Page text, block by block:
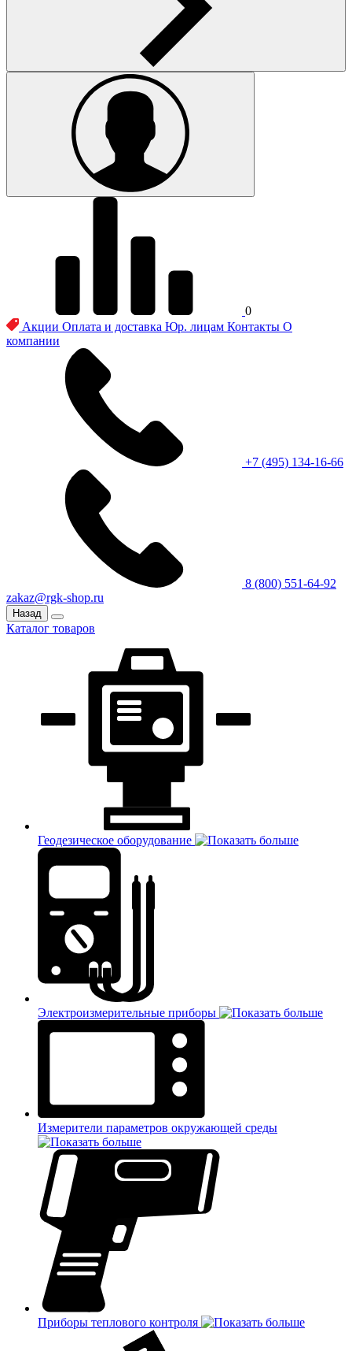
0
Акции Оплата и доставка Юр. лицам Контакты О
компании
+7 (495) 134-16-66
8 (800) 551-64-92
zakaz@rgk-shop.ru
Назад
Каталог товаров
Геодезическое оборудование
Электроизмерительные приборы
Измерители параметров окружающей среды
Приборы теплового контроля